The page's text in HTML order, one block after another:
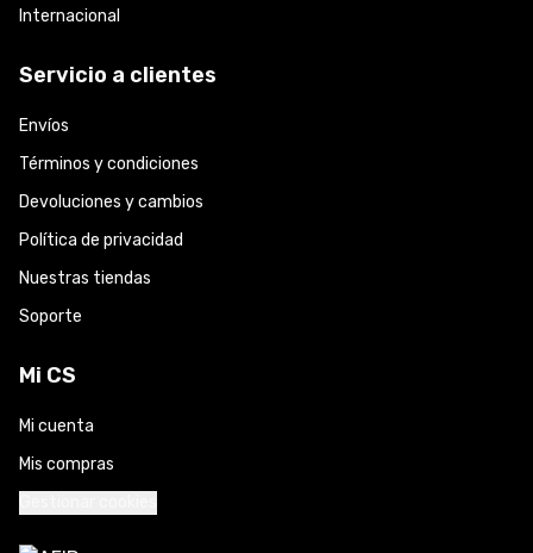
Internacional
Servicio a clientes
Envíos
Términos y condiciones
Devoluciones y cambios
Política de privacidad
Nuestras tiendas
Soporte
Mi CS
Mi cuenta
Mis compras